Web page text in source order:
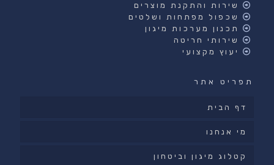
שירות והתקנת מוצרים
שכפול מפתחות ושלטים
תכנון מערכות מיגון
שירותי חריטה
יעוץ מקצועי
תפריט אתר
דף הבית
מי אנחנו
קטלוג מיגון וביטחון